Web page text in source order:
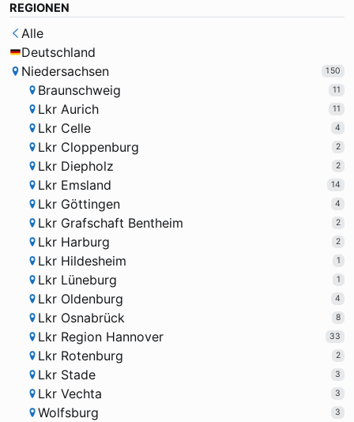
REGIONEN
Alle
Deutschland
Niedersachsen
150
Braunschweig 11
Lkr Aurich 11
Lkr Celle 4
Lkr Cloppenburg 2
Lkr Diepholz 2
Lkr Emsland 14
Lkr Göttingen 4
Lkr Grafschaft Bentheim 2
Lkr Harburg 2
Lkr Hildesheim 1
Lkr Lüneburg 1
Lkr Oldenburg 4
Lkr Osnabrück 8
Lkr Region Hannover 33
Lkr Rotenburg 2
Lkr Stade 3
Lkr Vechta 3
Wolfsburg 3